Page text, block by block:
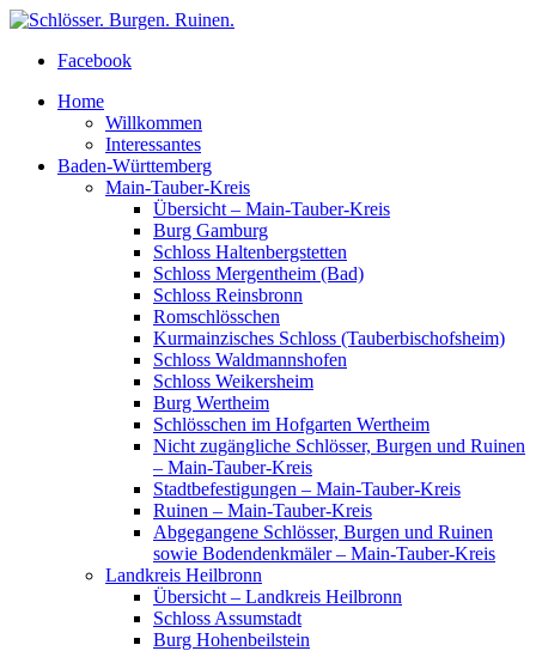
Facebook
Home
Willkommen
Interessantes
Baden-Württemberg
Main-Tauber-Kreis
Übersicht – Main-Tauber-Kreis
Burg Gamburg
Schloss Haltenbergstetten
Schloss Mergentheim (Bad)
Schloss Reinsbronn
Romschlösschen
Kurmainzisches Schloss (Tauberbischofsheim)
Schloss Waldmannshofen
Schloss Weikersheim
Burg Wertheim
Schlösschen im Hofgarten Wertheim
Nicht zugängliche Schlösser, Burgen und Ruinen
– Main-Tauber-Kreis
Stadtbefestigungen – Main-Tauber-Kreis
Ruinen – Main-Tauber-Kreis
Abgegangene Schlösser, Burgen und Ruinen
sowie Bodendenkmäler – Main-Tauber-Kreis
Landkreis Heilbronn
Übersicht – Landkreis Heilbronn
Schloss Assumstadt
Burg Hohenbeilstein